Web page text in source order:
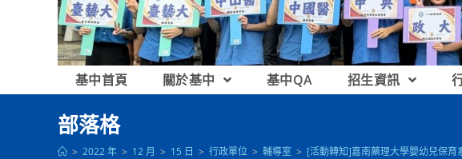
基中首頁 關於基中 基中QA 招生資訊
部落格
> 2022 年 > 12 月 > 15 日 > 行政單位 > 輔導室 > [活動轉知]嘉南藥理大學嬰幼兒保育